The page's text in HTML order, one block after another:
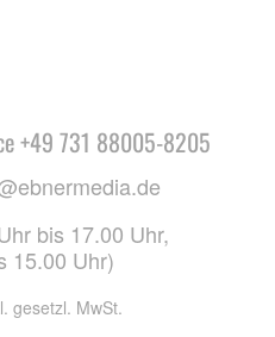
+49 731 88005-8205
bis 17.00 Uhr,
15.00 Uhr)
gesetzl. MwSt.